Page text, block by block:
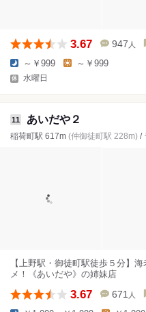
3.67 947 人
～￥999 ～￥999
水曜日
11 あいだや２
稲荷町駅 617m (仲御徒町駅 228m) /
【上野駅・御徒町駅徒歩５分】
メ！《あいだや》の姉妹店
3.67 671 人